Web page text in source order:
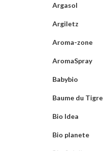
Argasol
Argiletz
Aroma-zone
AromaSpray
Babybio
Baume du Tigre
Bio Idea
Bio planete